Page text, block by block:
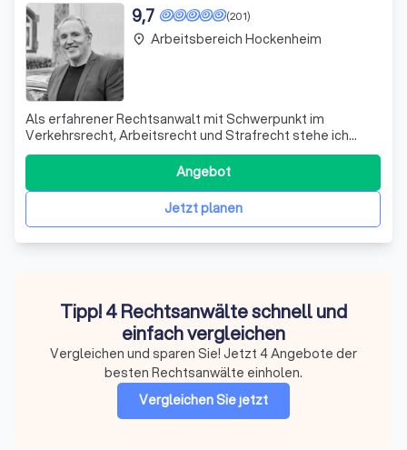
(201)
9,7
Als erfahrener Rechtsanwalt mit Schwerpunkt im
Verkehrsrecht, Arbeitsrecht und Strafrecht stehe ich
Ihnen zur Seite, wenn Sie Unterstützung benötigen. Ob
Sie in einen Verkehrsunfall verwickelt waren, ein Bußgeld
droht oder Sie Probleme am Arbeitsplatz haben - ich
setze mich mit all meiner Erfahrung
Jetzt planen
Angebot
place Arbeitsbereich Hockenheim
Tipp! 4 Rechtsanwälte schnell und
einfach vergleichen
Vergleichen und sparen Sie! Jetzt 4 Angebote der
besten Rechtsanwälte einholen.
Vergleichen Sie jetzt